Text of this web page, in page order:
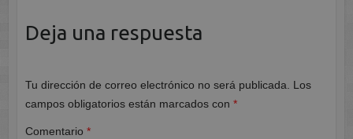
Deja una respuesta
Tu dirección de correo electrónico no será publicada.
Los
campos obligatorios están marcados con *
Comentario *